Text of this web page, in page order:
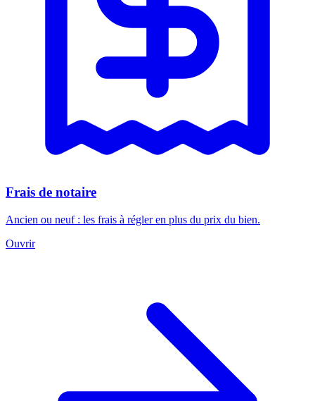
Frais de notaire
Ancien ou neuf : les frais à régler en plus du prix du bien.
Ouvrir